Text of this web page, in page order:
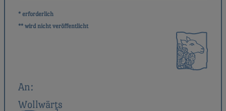
* erforderlich
** wird nicht veröffentlicht
An:
Wollwärts